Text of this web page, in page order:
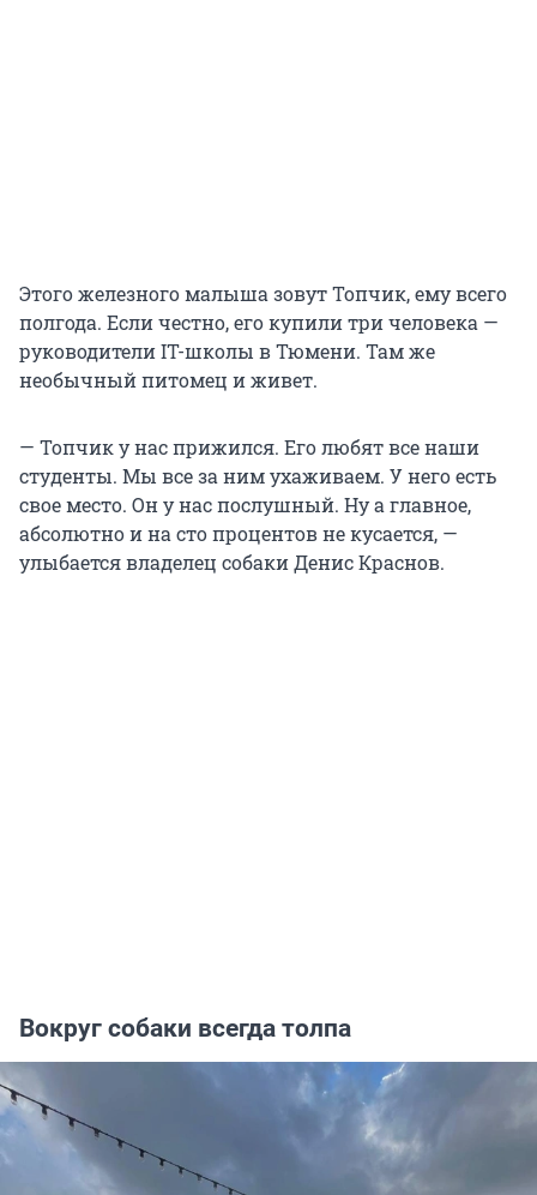
Этого железного малыша зовут Топчик, ему всего
полгода. Если честно, его купили три человека —
руководители IT-школы в Тюмени. Там же
необычный питомец и живет.
— Топчик у нас прижился. Его любят все наши
студенты. Мы все за ним ухаживаем. У него есть
свое место. Он у нас послушный. Ну а главное,
абсолютно и на сто процентов не кусается, —
улыбается владелец собаки Денис Краснов.
Вокруг собаки всегда толпа